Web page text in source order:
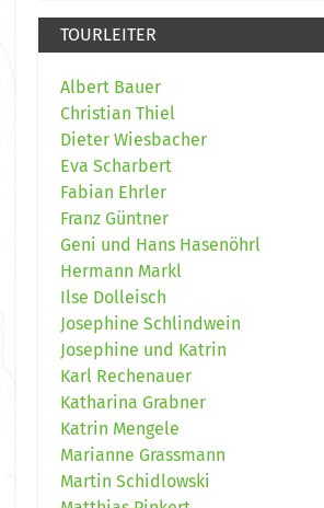
TOURLEITER
Albert Bauer
Christian Thiel
Dieter Wiesbacher
Eva Scharbert
Fabian Ehrler
Franz Güntner
Geni und Hans Hasenöhrl
Hermann Markl
Ilse Dolleisch
Josephine Schlindwein
Josephine und Katrin
Karl Rechenauer
Katharina Grabner
Katrin Mengele
Marianne Grassmann
Martin Schidlowski